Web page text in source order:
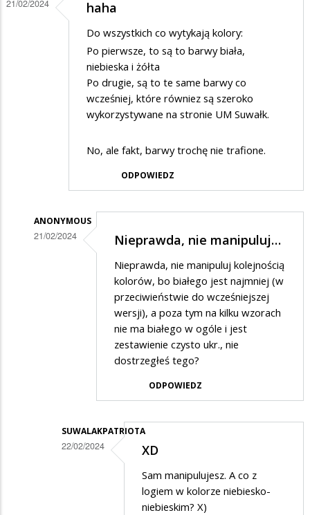
21/02/2024 haha
Do wszystkich co wytykają kolory:
Po pierwsze, to są to barwy biała,
niebieska i żółta
Po drugie, są to te same barwy co
wcześniej, które równiez są szeroko
wykorzystywane na stronie UM Suwałk.
No, ale fakt, barwy trochę nie trafione.
ODPOWIEDZ
ANONYMOUS
21/02/2024
SuwalakPatriota
Nieprawda, nie manipuluj…
Nieprawda, nie manipuluj kolejnością
kolorów, bo białego jest najmniej (w
przeciwieństwie do wcześniejszej
wersji), a poza tym na kilku wzorach
nie ma białego w ogóle i jest
zestawienie czysto ukr., nie
dostrzegłeś tego?
ODPOWIEDZ
SUWALAKPATRIOTA
22/02/2024 XD
Sam manipulujesz. A co z
logiem w kolorze niebiesko-
niebieskim? X)